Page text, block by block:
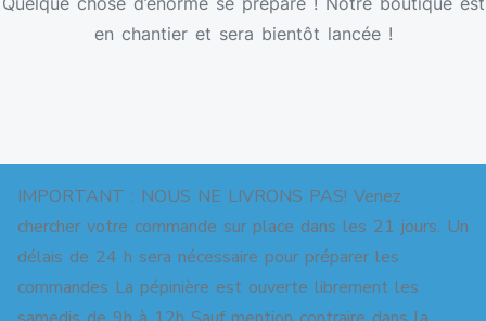
IMPORTANT : NOUS NE LIVRONS PAS! Venez
chercher votre commande sur place dans les 21 jours. Un
délais de 24 h sera nécessaire pour préparer les
commandes La pépinière est ouverte librement les
en chantier et sera bientôt lancée !
Copyright © 2026 Pépinière pour jardins-forêts. All